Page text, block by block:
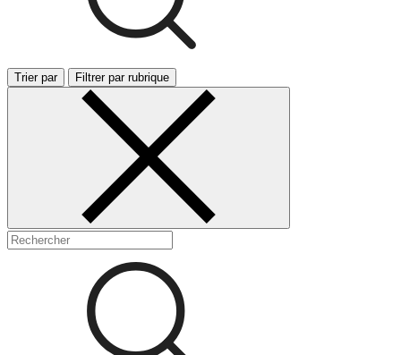
Trier par Filtrer par rubrique